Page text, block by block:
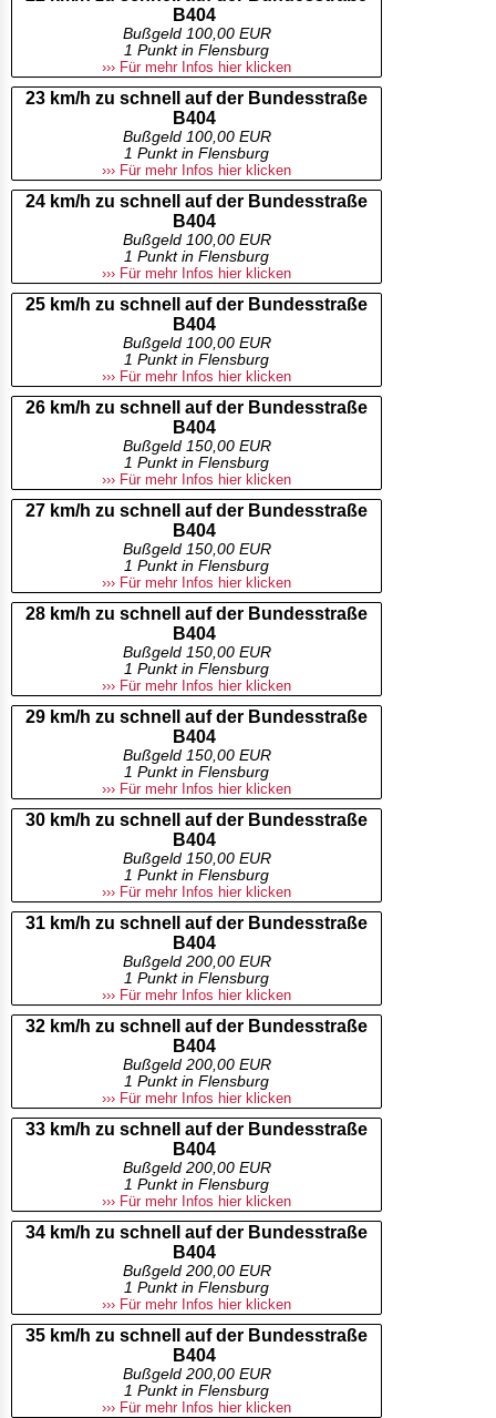
B404
Bußgeld 100,00 EUR
1 Punkt in Flensburg
››› Für mehr Infos hier klicken
23 km/h zu schnell auf der Bundesstraße
B404
Bußgeld 100,00 EUR
1 Punkt in Flensburg
››› Für mehr Infos hier klicken
24 km/h zu schnell auf der Bundesstraße
B404
Bußgeld 100,00 EUR
1 Punkt in Flensburg
››› Für mehr Infos hier klicken
25 km/h zu schnell auf der Bundesstraße
B404
Bußgeld 100,00 EUR
1 Punkt in Flensburg
››› Für mehr Infos hier klicken
26 km/h zu schnell auf der Bundesstraße
B404
Bußgeld 150,00 EUR
1 Punkt in Flensburg
››› Für mehr Infos hier klicken
27 km/h zu schnell auf der Bundesstraße
B404
Bußgeld 150,00 EUR
1 Punkt in Flensburg
››› Für mehr Infos hier klicken
28 km/h zu schnell auf der Bundesstraße
B404
Bußgeld 150,00 EUR
1 Punkt in Flensburg
››› Für mehr Infos hier klicken
29 km/h zu schnell auf der Bundesstraße
B404
Bußgeld 150,00 EUR
1 Punkt in Flensburg
››› Für mehr Infos hier klicken
30 km/h zu schnell auf der Bundesstraße
B404
Bußgeld 150,00 EUR
1 Punkt in Flensburg
››› Für mehr Infos hier klicken
31 km/h zu schnell auf der Bundesstraße
B404
Bußgeld 200,00 EUR
1 Punkt in Flensburg
››› Für mehr Infos hier klicken
32 km/h zu schnell auf der Bundesstraße
B404
Bußgeld 200,00 EUR
1 Punkt in Flensburg
››› Für mehr Infos hier klicken
33 km/h zu schnell auf der Bundesstraße
B404
Bußgeld 200,00 EUR
1 Punkt in Flensburg
››› Für mehr Infos hier klicken
34 km/h zu schnell auf der Bundesstraße
B404
Bußgeld 200,00 EUR
1 Punkt in Flensburg
››› Für mehr Infos hier klicken
35 km/h zu schnell auf der Bundesstraße
B404
Bußgeld 200,00 EUR
1 Punkt in Flensburg
››› Für mehr Infos hier klicken